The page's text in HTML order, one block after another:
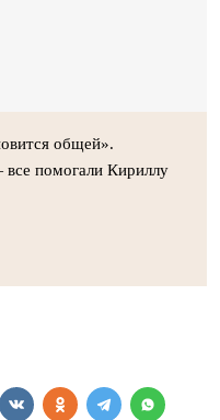
общей».
помогали Кириллу